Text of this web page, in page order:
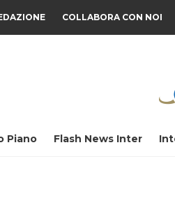
COLLABORA CON NOI
Piano Flash News Inter